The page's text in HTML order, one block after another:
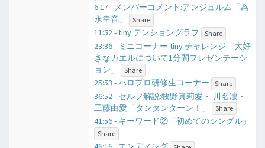
6:17 - メンバーコメント:アンジュルム「為
永幸音」
Share
11:52 - tiny テンショングラフ Share
23:36 - ミニコーナー:tiny チャレンジ「大好
きなカエルについて1分間プレゼンテーシ
ョン」
Share
25:53 - ハロプロ研修生コーナー Share
36:52 - セルフ解説:牧野真莉愛・ 川名凜・
工藤由愛「タンタンターン！」
Share
41:56 - キーワード②「初めてのシングル」
Share